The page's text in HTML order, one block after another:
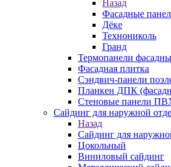
Назад
Фасадные
Дёке
Технониколь
Гранд
Термопанели
Фасадная плитка
Сэндвич-панели
Планкен ДПК
Стеновые панели
Сайдинг для наружной
Назад
Сайдинг для
Цокольный
Виниловый сайдинг